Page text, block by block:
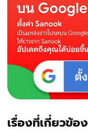
ตาย
จาก
โรง
เรื่องที่เกี่ยวข้อง